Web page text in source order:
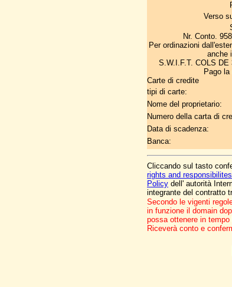
Verso
Nr. Conto.
Per ordinazioni
anche
S.W.I.F.T. COLS DE
Pago
Carte di credite
tipi di carte:
Nome del proprietario:
Numero della carta di
Data di scadenza:
Banca:
Cliccando sul tasto
rights and responsibilites
Policy dell' autorità
integrante del contratto
Secondo le vigenti
in funzione il domain
possa ottenere in tempo
Riceverà conto e